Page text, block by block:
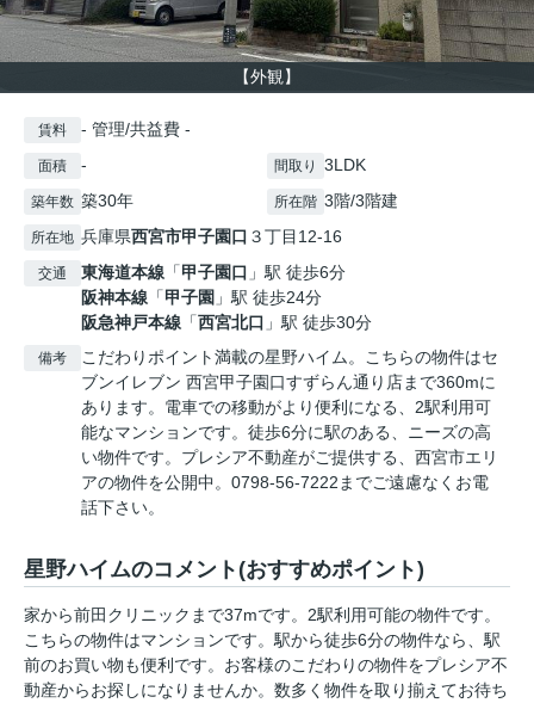
【外観】
賃料 - 管理/共益費 -
面積 - 間取り 3LDK
築年数 築30年 所在階 3階/3階建
所在地 兵庫県西宮市甲子園口 ３丁目12-16
交通 東海道本線 「甲子園口 」駅 徒歩6分
阪神本線 「甲子園 」駅 徒歩24分
阪急神戸本線 「西宮北口 」駅 徒歩30分
備考
こだわりポイント満載の星野ハイム。こちらの物件はセ
ブンイレブン 西宮甲子園口すずらん通り店まで360mに
あります。電車での移動がより便利になる、2駅利用可
能なマンションです。徒歩6分に駅のある、ニーズの高
い物件です。プレシア不動産がご提供する、西宮市エリ
アの物件を公開中。0798-56-7222までご遠慮なくお電
話下さい。
星野ハイムのコメント(おすすめポイント)
家から前田クリニックまで37mです。2駅利用可能の物件です。
こちらの物件はマンションです。駅から徒歩6分の物件なら、駅
前のお買い物も便利です。お客様のこだわりの物件をプレシア不
動産からお探しになりませんか。数多く物件を取り揃えてお待ち